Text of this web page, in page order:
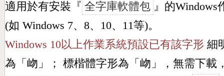
適用於有安裝『 全字庫軟體包 』的Windows
(如 Windows 7、8、10、11等)。
Windows 10以上作業系統預設已有該字形 細
為「 岉 」； 標楷體字形為「 岉 」，無需下載